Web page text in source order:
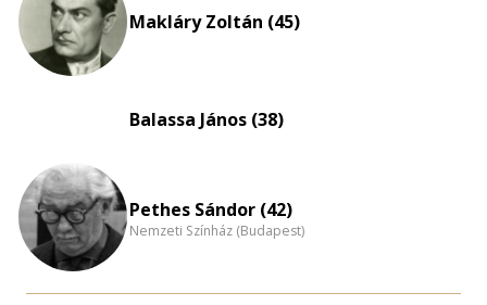
Makláry Zoltán (45)
Balassa János (38)
Pethes Sándor (42)
Nemzeti Színház (Budapest)